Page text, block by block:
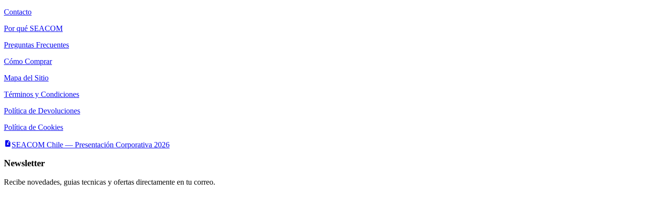
Contacto
Por qué SEACOM
Preguntas Frecuentes
Cómo Comprar
Mapa del Sitio
Términos y Condiciones
Política de Devoluciones
Política de Cookies
SEACOM Chile — Presentación Corporativa 2026
Newsletter
Recibe novedades, guias tecnicas y ofertas directamente en tu correo.